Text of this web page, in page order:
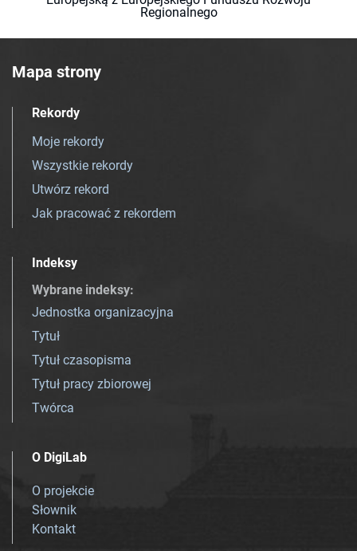
Regionalnego
Mapa strony
Rekordy
Moje rekordy
Wszystkie rekordy
Utwórz rekord
Jak pracować z rekordem
Indeksy
Wybrane indeksy:
Jednostka organizacyjna
Tytuł
Tytuł czasopisma
Tytuł pracy zbiorowej
Twórca
O DigiLab
O projekcie
Słownik
Kontakt